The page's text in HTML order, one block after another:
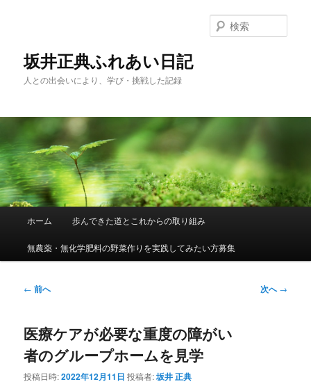
へ
動
坂井正典ふれあい日記
人との出会いにより、学び・挑戦した記録
索
メ
ホーム 歩んできた道とこれからの取り組み
無農薬・無化学肥料の野菜作りを実践してみたい方募集
投
ビ
ゲ
ー
シ
← 前へ 次へ→
医療ケアが必要な重度の障がい
者のグループホームを見学
投稿日時:2022年12月11日 投稿者:坂井 正典